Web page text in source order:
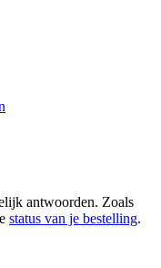
antwoorden. Zoals
status van je bestelling.